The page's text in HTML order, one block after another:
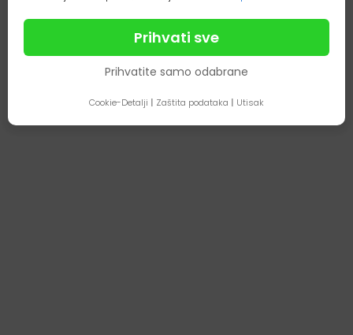
Prihvati sve
Prihvatite samo odabrane
Cookie-Detalji | Zaštita podataka | Utisak